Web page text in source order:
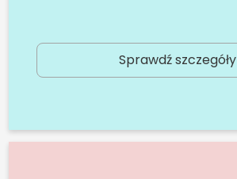
Sprawdź szczegóły